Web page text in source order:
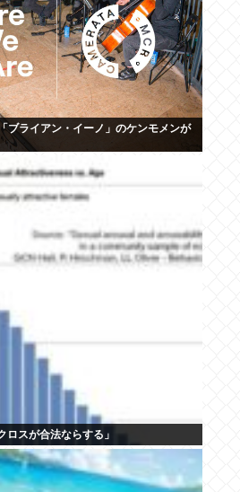
ブライアン・イーノ」のケンモメンが
スが合法ならする」